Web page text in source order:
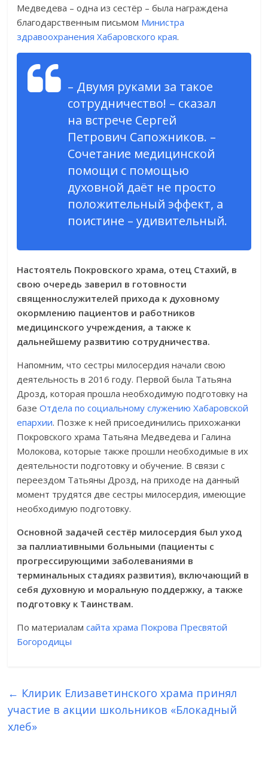
Медведева – одна из сестёр – была награждена
благодарственным письмом Министра
здравоохранения Хабаровского края.
– Двумя руками за такое
сотрудничество! – сказал
на встрече Сергей
Петрович Сапожников. –
Сочетание медицинской
помощи с помощью
духовной даёт не просто
положительный эффект, а
поистине – удивительный.
Настоятель Покровского храма, отец Стахий, в
свою очередь заверил в готовности
священнослужителей прихода к духовному
окормлению пациентов и работников
медицинского учреждения, а также к
дальнейшему развитию сотрудничества.
Напомним, что сестры милосердия начали свою
деятельность в 2016 году. Первой была Татьяна
Дрозд, которая прошла необходимую подготовку на
базе Отдела по социальному служению Хабаровской
епархии. Позже к ней присоединились прихожанки
Покровского храма Татьяна Медведева и Галина
Молокова, которые также прошли необходимые в их
деятельности подготовку и обучение. В связи с
переездом Татьяны Дрозд, на приходе на данный
момент трудятся две сестры милосердия, имеющие
необходимую подготовку.
Основной задачей сестёр милосердия был уход
за паллиативными больными (пациенты с
прогрессирующими заболеваниями в
терминальных стадиях развития), включающий в
себя духовную и моральную поддержку, а также
подготовку к Таинствам.
По материалам сайта храма Покрова Пресвятой
Богородицы
← Клирик Елизаветинского храма принял
участие в акции школьников «Блокадный
хлеб»